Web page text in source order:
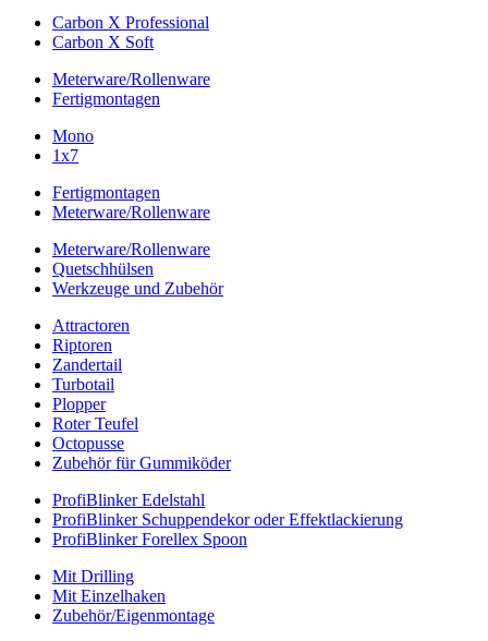
Carbon X Professional
Carbon X Soft
Meterware/Rollenware
Fertigmontagen
Mono
1x7
Fertigmontagen
Meterware/Rollenware
Meterware/Rollenware
Quetschhülsen
Werkzeuge und Zubehör
Attractoren
Riptoren
Zandertail
Turbotail
Plopper
Roter Teufel
Octopusse
Zubehör für Gummiköder
ProfiBlinker Edelstahl
ProfiBlinker Schuppendekor oder Effektlackierung
ProfiBlinker Forellex Spoon
Mit Drilling
Mit Einzelhaken
Zubehör/Eigenmontage